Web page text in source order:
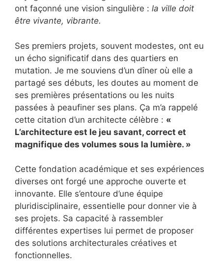
ont façonné une vision singulière : la ville doit
être vivante, vibrante.
Ses premiers projets, souvent modestes, ont eu
un écho significatif dans des quartiers en
mutation. Je me souviens d’un dîner où elle a
partagé ses débuts, les doutes au moment de
ses premières présentations ou les nuits
passées à peaufiner ses plans. Ça m’a rappelé
cette citation d’un architecte célèbre : «
L’architecture est le jeu savant, correct et
magnifique des volumes sous la lumière. »
Cette fondation académique et ses expériences
diverses ont forgé une approche ouverte et
innovante. Elle s’entoure d’une équipe
pluridisciplinaire, essentielle pour donner vie à
ses projets. Sa capacité à rassembler
différentes expertises lui permet de proposer
des solutions architecturales créatives et
fonctionnelles.